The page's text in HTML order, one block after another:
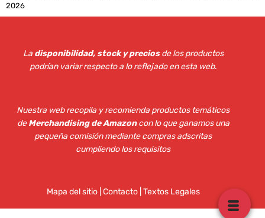
2026
La disponibilidad, stock y preciosde los productos
podrían variar respecto a lo reflejado en esta web.
Nuestra web recopila y recomienda productos temáticos
deMerchandising de Amazoncon lo que ganamos una
pequeña comisión mediante compras adscritas
cumpliendo los requisitos
Mapa del sitio| Contacto | Textos Legales